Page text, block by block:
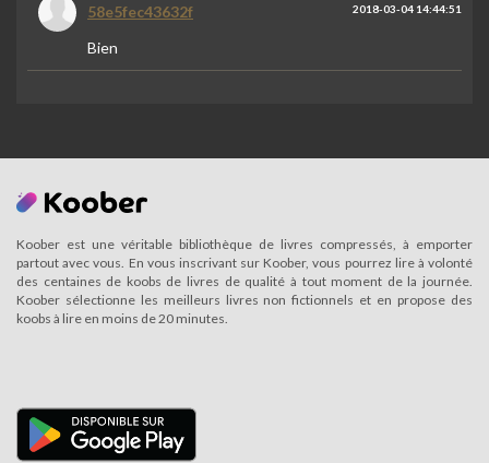
58e5fec43632f 2018-03-04 14:44:51
Bien
Koober est une véritable bibliothèque de livres compressés, à emporter
partout avec vous. En vous inscrivant sur Koober, vous pourrez lire à volonté
des centaines de koobs de livres de qualité à tout moment de la journée.
Koober sélectionne les meilleurs livres non fictionnels et en propose des
koobs à lire en moins de 20 minutes.